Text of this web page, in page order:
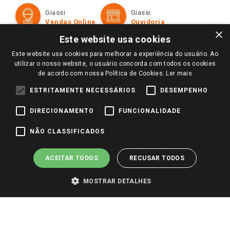
Televendas
Perguntas frequentes
Trabalhe Conosco
Identidade Visual
Formas de Pagamento
Políticas de entrega
Trocas e Devoluções
Giassi
Vendas Online
Giassi
Ouvidoria
Redes Sociais
Pagamento e Segurança
×
Este website usa cookies
Este website usa cookies para melhorar a experiência do usuário. Ao
utilizar o nosso website, o usuário concorda com todos os cookies
de acordo com nossa Política de Cookies. Ler mais
ESTRITAMENTE NECESSÁRIOS DESEMPENHO
DIRECIONAMENTO FUNCIONALIDADE
NÃO CLASSIFICADOS
ACEITAR TODOS RECUSAR TODOS
MOSTRAR DETALHES